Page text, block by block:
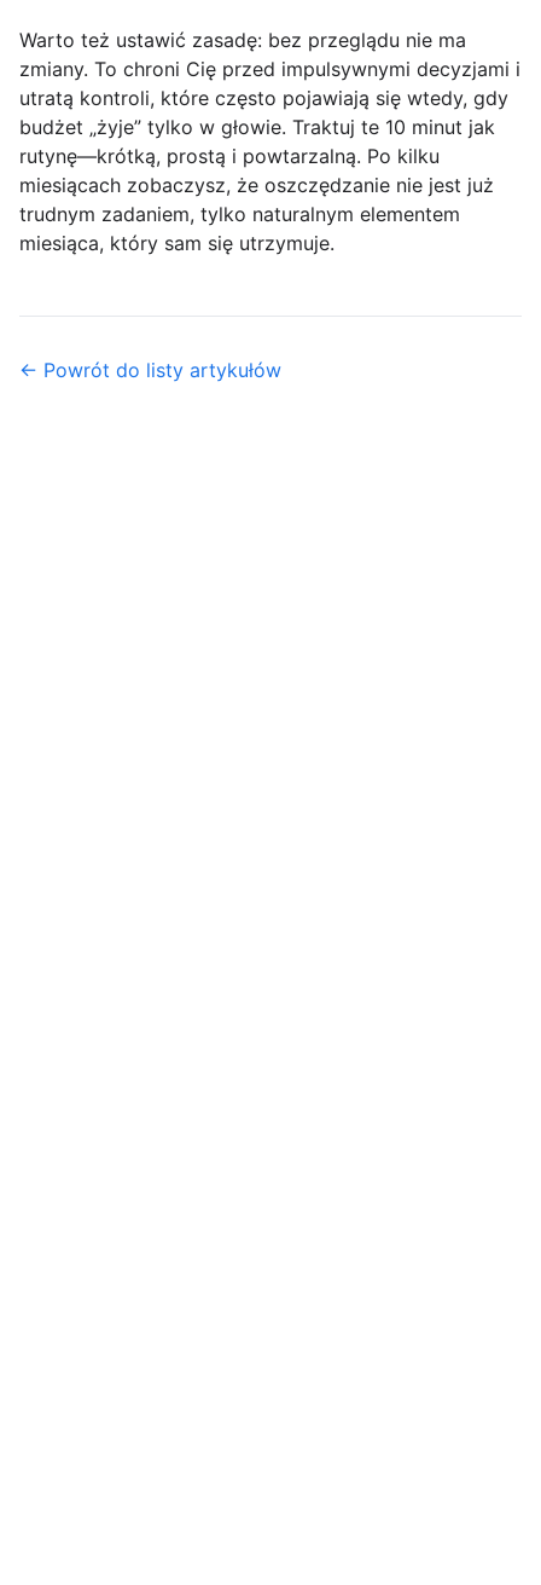
Warto też ustawić zasadę: bez przeglądu nie ma
zmiany. To chroni Cię przed impulsywnymi decyzjami i
utratą kontroli, które często pojawiają się wtedy, gdy
budżet „żyje” tylko w głowie. Traktuj te 10 minut jak
rutynę—krótką, prostą i powtarzalną. Po kilku
miesiącach zobaczysz, że oszczędzanie nie jest już
trudnym zadaniem, tylko naturalnym elementem
miesiąca, który sam się utrzymuje.
← Powrót do listy artykułów